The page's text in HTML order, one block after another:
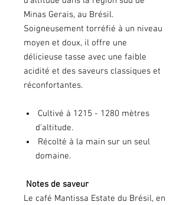
Minas Gerais, au Brésil.
Soigneusement torréfié à un niveau
moyen et doux, il offre une
délicieuse tasse avec une faible
acidité et des saveurs classiques et
réconfortantes.
Cultivé à 1215 - 1280 mètres
d'altitude.
Récolté à la main sur un seul
domaine.
Notes de saveur
Le café Mantissa Estate du Brésil, en